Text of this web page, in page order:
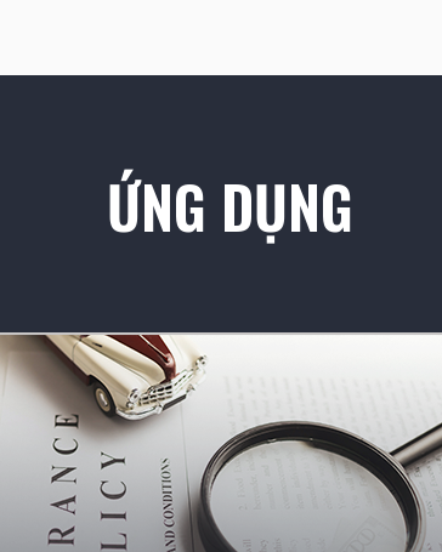
ỨNG DỤNG